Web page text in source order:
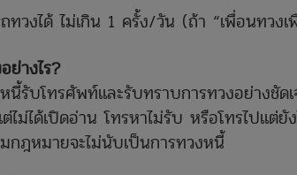
ทวงได้ ไม่เกิน 1 ครั้ง/วัน (ถ้า “เพื่อนทวง
ย่างไร?
รับโทรศัพท์และรับทราบการทวงอย่างชัดเ
ไม่ได้เปิดอ่าน โทรหาไม่รับ หรือโทรไปแต่ยั
กฎหมายจะไม่นับเป็นการทวงหนี้